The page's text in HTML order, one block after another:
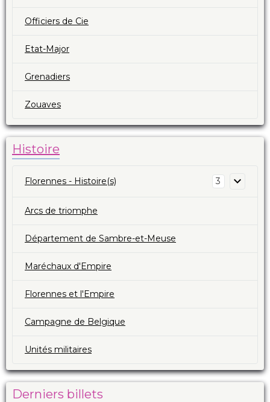
Officiers de Cie
Etat-Major
Grenadiers
Zouaves
Histoire
Florennes - Histoire(s) 3
Arcs de triomphe
Département de Sambre-et-Meuse
Maréchaux d'Empire
Florennes et l'Empire
Campagne de Belgique
Unités militaires
Derniers billets